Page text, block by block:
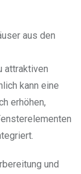
aus den
attraktiven
kann eine
erhöhen,
und